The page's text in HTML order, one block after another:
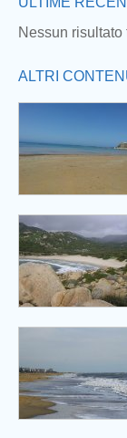
Nessun risultato
ALTRI